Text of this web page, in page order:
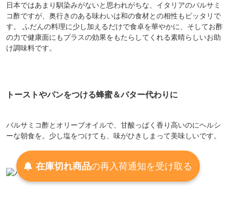
日本ではあまり馴染みがないと思われがちな、イタリアのバルサミ
コ酢ですが、奥行きのある味わいは和の食材との相性もピッタリで
す。 ふだんの料理に少し加えるだけで食卓を華やかに、そしてお酢
の力で健康面にもプラスの効果をもたらしてくれる素晴らしいお助
け調味料です。
トーストやパンをつける蜂蜜＆バター代わりに
バルサミコ酢とオリーブオイルで、甘酸っぱく香り高いのにヘルシ
ーな朝食を。少し塩をつけても、味がひきしまって美味しいです。
在庫切れ商品の再入荷通知を受け取る